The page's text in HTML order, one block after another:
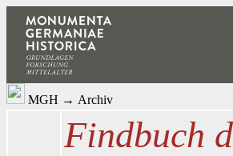
MGH → Archiv
Findbuch